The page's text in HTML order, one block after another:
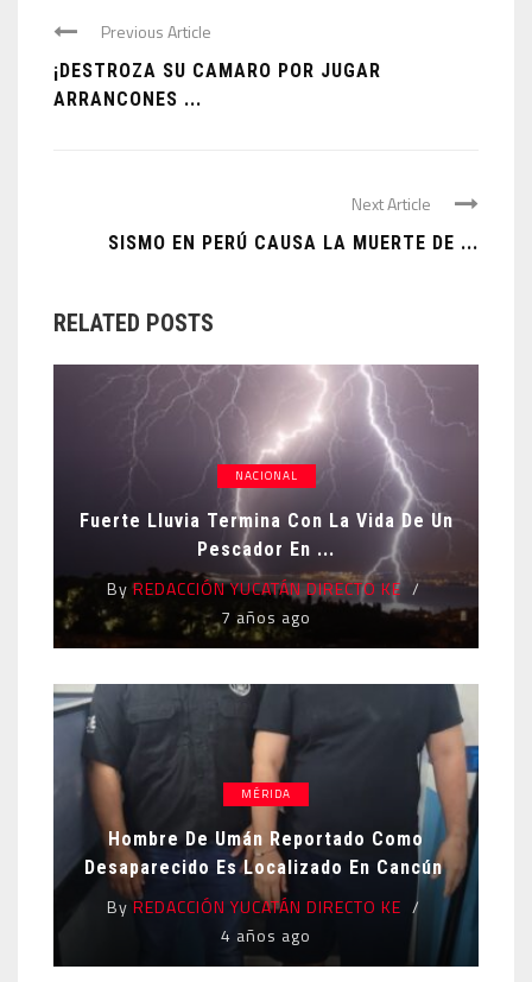
Previous Article
¡DESTROZA SU CAMARO POR JUGAR
ARRANCONES ...
Next Article
SISMO EN PERÚ CAUSA LA MUERTE DE ...
RELATED POSTS
NACIONAL
Fuerte Lluvia Termina Con La Vida De Un
Pescador En ...
ByREDACCIÓN YUCATÁN DIRECTO KE
7 años ago
MÉRIDA
Hombre De Umán Reportado Como
Desaparecido Es Localizado En Cancún
ByREDACCIÓN YUCATÁN DIRECTO KE
4 años ago